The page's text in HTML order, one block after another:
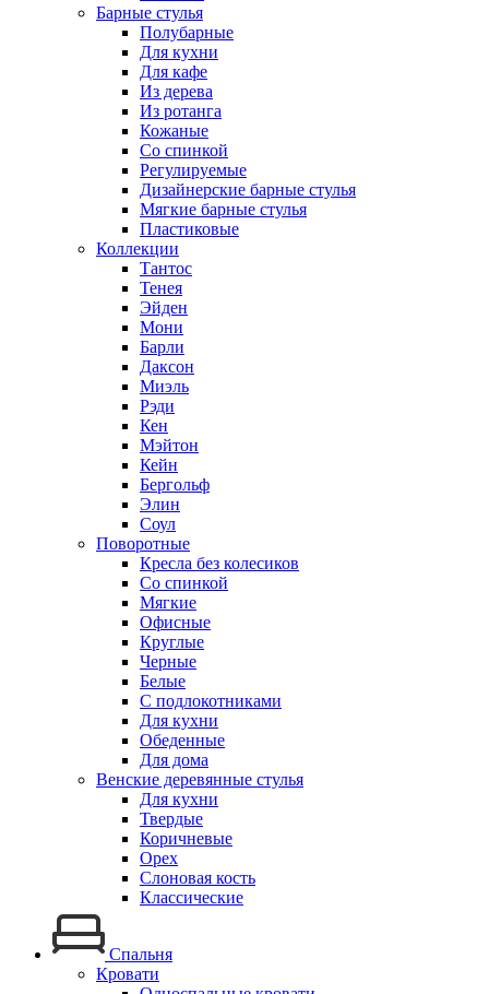
Барные стулья
Полубарные
Для кухни
Для кафе
Из дерева
Из ротанга
Кожаные
Со спинкой
Регулируемые
Дизайнерские барные стулья
Мягкие барные стулья
Пластиковые
Коллекции
Тантос
Тенея
Эйден
Мони
Барли
Даксон
Миэль
Рэди
Кен
Мэйтон
Кейн
Бергольф
Элин
Соул
Поворотные
Кресла без колесиков
Со спинкой
Мягкие
Офисные
Круглые
Черные
Белые
С подлокотниками
Для кухни
Обеденные
Для дома
Венские деревянные стулья
Для кухни
Твердые
Коричневые
Орех
Слоновая кость
Классические
Спальня
Кровати